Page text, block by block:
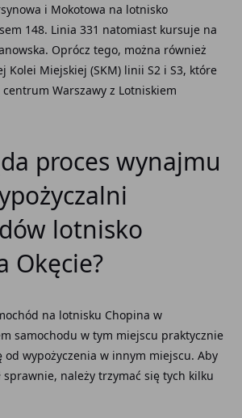
i Mokotowa na lotnisko
148. Linia 331 natomiast kursuje na
Oprócz tego, można również
Kolei Miejskiej (SKM) linii S2 i S3, które
centrum Warszawy z Lotniskiem
proces wynajmu
lotnisko
Okęcie?
na lotnisku Chopina w
samochodu w tym miejscu praktycznie
od wypożyczenia w innym miejscu. Aby
sprawnie, należy trzymać się tych kilku